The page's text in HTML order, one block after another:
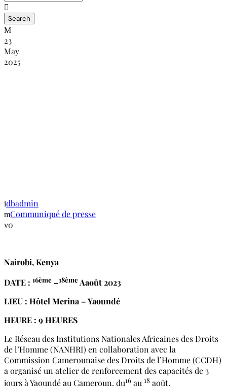
23
May
2025
dbadmin
Communiqué de presse
0
Nairobi, Kenya
DATE : 16ème –18èmeAaoût 2023
LIEU : Hôtel Merina – Yaoundé
HEURE : 9 HEURES
Le Réseau des Institutions Nationales Africaines des Droits
de l’Homme (NANHRI) en collaboration avec la
Commission Camerounaise des Droits de l’Homme (CCDH)
a organisé un atelier de renforcement des capacités de 3
jours à Yaoundé au Cameroun, du16 au 18 août.